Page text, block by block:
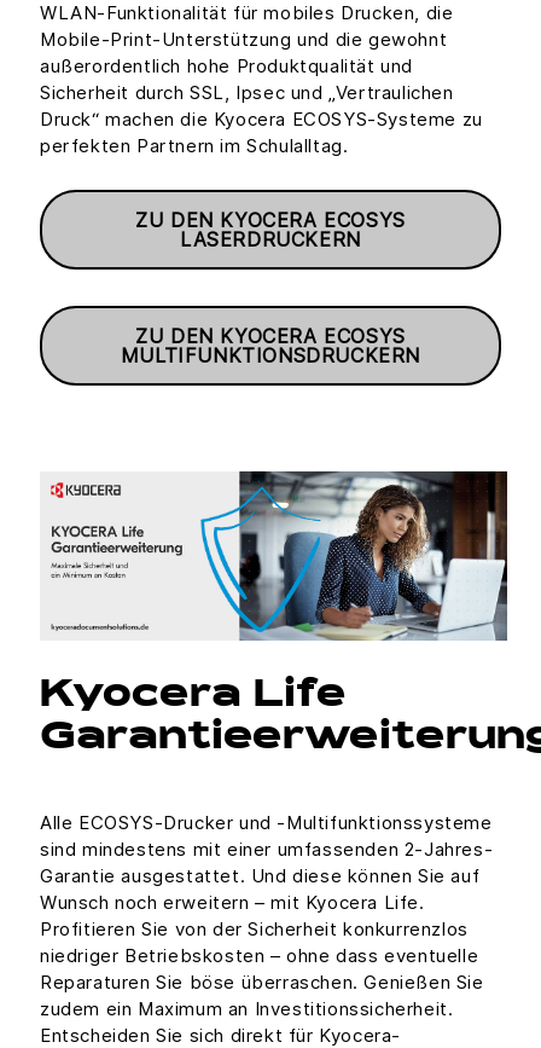
WLAN-Funktionalität für mobiles Drucken, die
Mobile-Print-Unterstützung und die gewohnt
außerordentlich hohe Produktqualität und
Sicherheit durch SSL, Ipsec und „Vertraulichen
Druck“ machen die Kyocera ECOSYS-Systeme zu
perfekten Partnern im Schulalltag.
ZU DEN KYOCERA ECOSYS
LASERDRUCKERN
ZU DEN KYOCERA ECOSYS
MULTIFUNKTIONSDRUCKERN
Kyocera Life
Alle ECOSYS-Drucker und -Multifunktionssysteme
sind mindestens mit einer umfassenden 2-Jahres-
Garantie ausgestattet. Und diese können Sie auf
Wunsch noch erweitern – mit Kyocera Life.
Profitieren Sie von der Sicherheit konkurrenzlos
niedriger Betriebskosten – ohne dass eventuelle
Reparaturen Sie böse überraschen. Genießen Sie
zudem ein Maximum an Investitionssicherheit.
Entscheiden Sie sich direkt für Kyocera-